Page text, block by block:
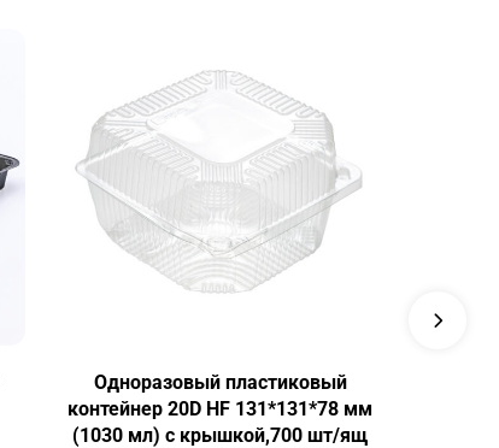
Одноразовый пластиковый
контейнер 20D HF 131*131*78 мм
(1030 мл) с крышкой,700 шт/ящ